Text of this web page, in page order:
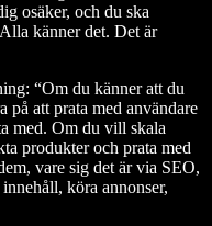
osäker, och du ska
känner det. Det är
“Om du känner att du
på att prata med användare
med. Om du vill skala
produkter och prata med
vare sig det är via SEO,
köra annonser,